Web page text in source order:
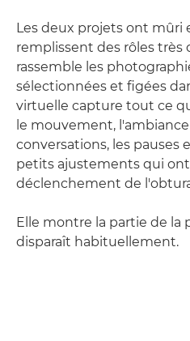
Les deux projets ont mûri
remplissent des rôles très
rassemble les
sélectionnées et figées
virtuelle capture tout ce
le mouvement,
conversations, les pauses
petits ajustements qui
déclenchement de
Elle montre la partie de la
disparaît habituellement.